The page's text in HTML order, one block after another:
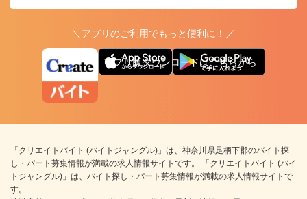
＼アプリのご利用でもっと便利に！／
アプリ版ダウンロードはこちらから
「クリエイトバイト (バイトジャングル)」は、神奈川県足柄下郡のバイト探
し・パート募集情報が満載の求人情報サイトです。 「クリエイトバイト (バイ
トジャングル)」は、バイト探し・パート募集情報が満載の求人情報サイトで
す。